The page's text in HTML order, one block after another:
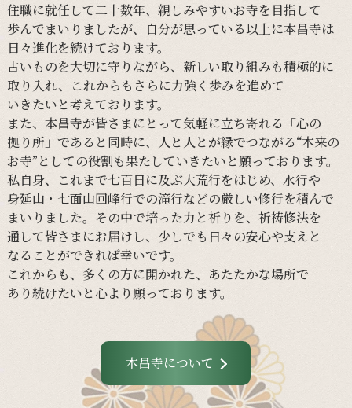
住職に就任して二十数年、 親しみやすいお寺を目指して
歩んでまいりましたが、 自分が思っている以上に本昌寺は
日々進化を続けております。
古いものを大切に守りながら、 新しい取り組みも積極的に
取り入れ、
これからも さらに力強く 歩みを進めて
いきたいと考えております。
また、 本昌寺が皆さまにとって気軽に立ち寄れる 「心の
拠り所」であると同時に、 人と 人とが縁でつながる“本来の
お寺”と しての役割も果たしていきたいと願っております。
私自身、
これまで七百日に及ぶ大荒行をはじめ、 水行や
身延山・ 七面山回峰行での滝行などの厳しい修行を積んで
まいりました。 その中で培った力と祈りを、 祈祷修法を
通して皆さまにお届けし、 少しでも 日々の安心や支えと
なる ことができれば幸いです。
これからも、 多くの方に開かれた、 あたたかな場所で
あり続けたいと心より願っております。
本昌寺について